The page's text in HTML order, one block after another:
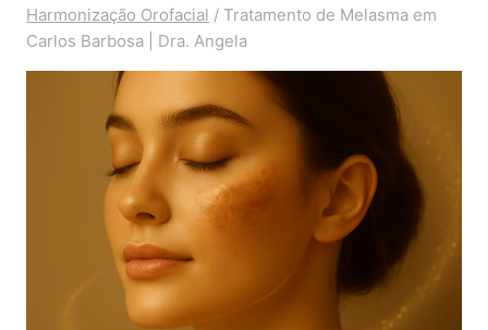
Harmonização Orofacial / Tratamento de Melasma em
Carlos Barbosa | Dra. Angela